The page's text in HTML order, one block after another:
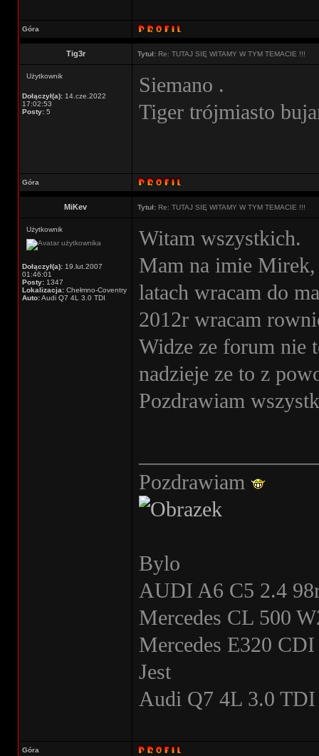
Góra
Tig3r Tytuł: Re: TUTAJ SIĘ WITAMY W TYM TEMACIE !!!
Użytkownik
Dołączył(a): 14.cze.2022
17:02:53
Posty: 5
Siemano .
Tiger trójmiasto
Góra
MiKev Tytuł: Re: TUTAJ SIĘ WITAMY W TYM TEMACIE !!!
Użytkownik
Dołączył(a): 19.lut.2007
01:46:01
Posty: 1347
Lokalizacja: Chełmno-Coventry
Auto:Audi Q7 4L 3.0 TDI
Witam wszystkich.
Mam na imie
latach wracam do
2012r wracam
Widze ze forum nie
nadzieje ze to z
Pozdrawiam
Pozdrawiam
Bylo
AUDI A6 C5 2.4
Mercedes CL 500
Mercedes E320 CDI
Jest
Audi Q7 4L 3.0
Góra